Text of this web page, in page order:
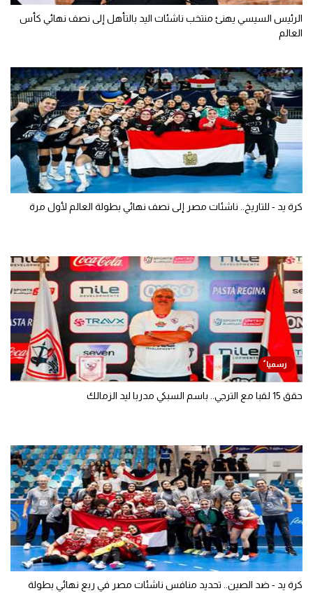
الرئيس السيسي يهنئ منتخب ناشئات اليد بالتأهل إلى نصف نهائي كأس
العالم
كرة يد - للتاريخ.. ناشئات مصر إلى نصف نهائي بطولة العالم لأول مرة
حقق 15 لقبا مع الترجي.. باسم السبكي مدربا ليد الزمالك
كرة يد - ضد الصين.. تحديد منافس ناشئات مصر في ربع نهائي بطولة